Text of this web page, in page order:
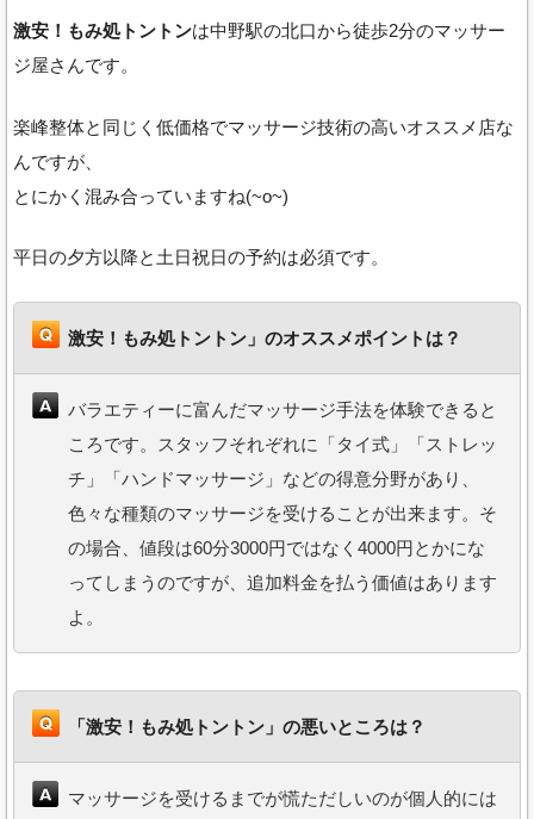
激安！もみ処トントンは中野駅の北口から徒歩2分のマッサー
ジ屋さんです。
楽峰整体と同じく低価格でマッサージ技術の高いオススメ店な
んですが、
とにかく混み合っていますね(~o~)
平日の夕方以降と土日祝日の予約は必須です。
激安！もみ処トントン」のオススメポイントは？
バラエティーに富んだマッサージ手法を体験できると
ころです。スタッフそれぞれに「タイ式」「ストレッ
チ」「ハンドマッサージ」などの得意分野があり、
色々な種類のマッサージを受けることが出来ます。そ
の場合、値段は60分3000円ではなく4000円とかにな
ってしまうのですが、追加料金を払う価値はあります
よ。
「激安！もみ処トントン」の悪いところは？
マッサージを受けるまでが慌ただしいのが個人的には